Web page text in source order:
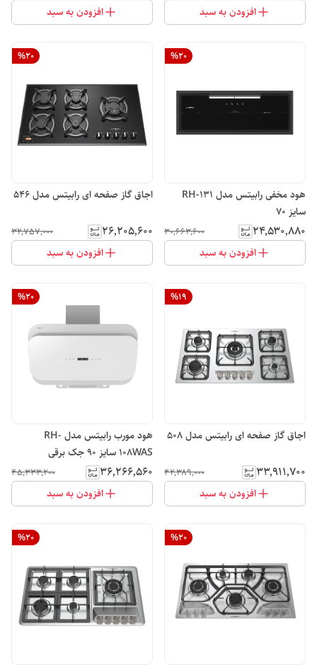
افزودن به سبد افزودن به سبد
%20
هود مخفی رابیتس مدل RH-131
سایز 70
۲۴٬۵۳۰٬۸۸۰ ۳۰٬۶۶۳٬۶۰۰
افزودن به سبد
%20
اجاق گاز صفحه ای رابیتس مدل 546
۲۶٬۲۰۵٬۶۰۰ ۳۲٬۷۵۷٬۰۰۰
افزودن به سبد
%19
اجاق گاز صفحه ای رابیتس مدل 508
۳۳٬۹۱۱٬۷۰۰ ۴۲٬۳۸۹٬۰۰۰
افزودن به سبد
%20
هود مورب رابیتس مدل RH-
108WAS سایز 90 جک برقی
۳۶٬۲۶۶٬۵۶۰ ۴۵٬۳۳۳٬۲۰۰
افزودن به سبد
%20
%20